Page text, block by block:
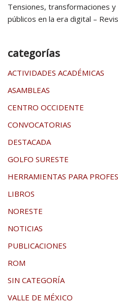
Tensiones, transformaciones
públicos en la era digital –
categorías
ACTIVIDADES ACADÉMICAS
ASAMBLEAS
CENTRO OCCIDENTE
CONVOCATORIAS
DESTACADA
GOLFO SURESTE
HERRAMIENTAS PARA
LIBROS
NORESTE
NOTICIAS
PUBLICACIONES
ROM
SIN CATEGORÍA
VALLE DE MÉXICO